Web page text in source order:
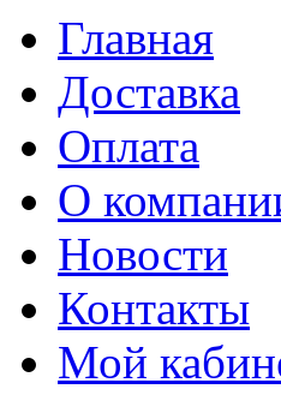
Главная
Доставка
Оплата
О
Новости
Контакты
Мой